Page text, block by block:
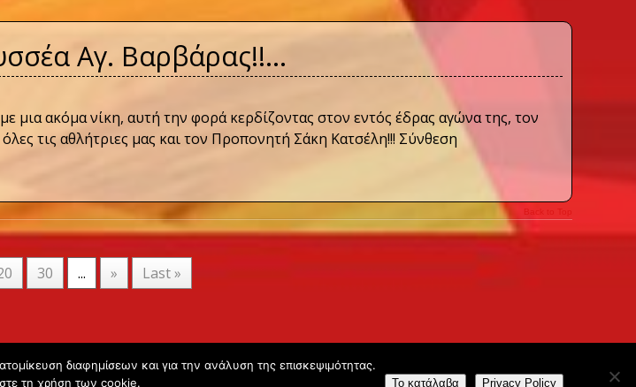
Αγ. Βαρβάρας!!…
μια ακόμα νίκη, αυτή την φορά κερδίζοντας στον εντός έδρας αγώνα της, τον
τις αθλήτριες μας και τον Προπονητή Σάκη Κατσέλη!!! Σύνθεση
Back to Top
30 ... » Last »
- Gsperamatosermis.gr
διαφημίσεων και για την ανάλυση της επισκεψιμότητας.
τη χρήση των cookie.
Το κατάλαβα Privacy Policy